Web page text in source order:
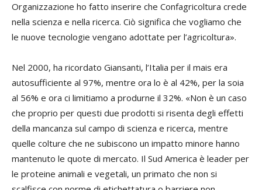
Organizzazione ho fatto inserire che Confagricoltura crede
nella scienza e nella ricerca. Ciò significa che vogliamo che
le nuove tecnologie vengano adottate per l’agricoltura».
Nel 2000, ha ricordato Giansanti, l’Italia per il mais era
autosufficiente al 97%, mentre ora lo è al 42%, per la soia
al 56% e ora ci limitiamo a produrne il 32%. «Non è un caso
che proprio per questi due prodotti si risenta degli effetti
della mancanza sul campo di scienza e ricerca, mentre
quelle colture che ne subiscono un impatto minore hanno
mantenuto le quote di mercato. Il Sud America è leader per
le proteine animali e vegetali, un primato che non si